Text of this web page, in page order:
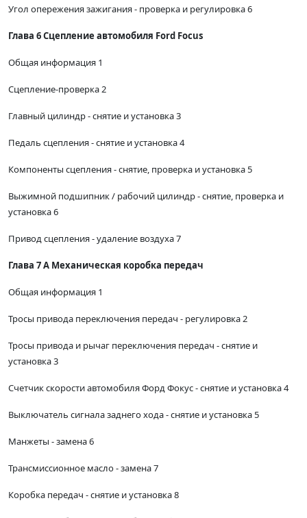
Угол опережения зажигания - проверка и регулировка 6
Глава 6 Сцепление автомобиля Ford Focus
Общая информация 1
Сцепление-проверка 2
Главный цилиндр - снятие и установка 3
Педаль сцепления - снятие и установка 4
Компоненты сцепления - снятие, проверка и установка 5
Выжимной подшипник / рабочий цилиндр - снятие, проверка и
установка 6
Привод сцепления - удаление воздуха 7
Глава 7 А Механическая коробка передач
Общая информация 1
Тросы привода переключения передач - регулировка 2
Тросы привода и рычаг переключения передач - снятие и
установка 3
Счетчик скорости автомобиля Форд Фокус - снятие и установка 4
Выключатель сигнала заднего хода - снятие и установка 5
Манжеты - замена 6
Трансмиссионное масло - замена 7
Коробка передач - снятие и установка 8